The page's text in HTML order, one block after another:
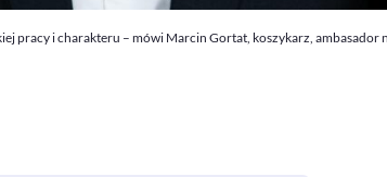
pracy i charakteru – mówi Marcin Gortat, koszykarz,